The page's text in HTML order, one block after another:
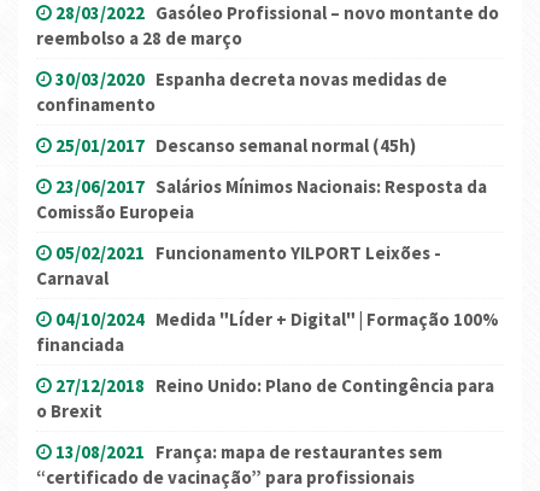
28/03/2022 Gasóleo Profissional – novo montante do
reembolso a 28 de março
30/03/2020 Espanha decreta novas medidas de
confinamento
25/01/2017 Descanso semanal normal (45h)
23/06/2017 Salários Mínimos Nacionais: Resposta da
Comissão Europeia
05/02/2021 Funcionamento YILPORT Leixões -
Carnaval
04/10/2024 Medida "Líder + Digital" | Formação 100%
financiada
27/12/2018 Reino Unido: Plano de Contingência para
o Brexit
13/08/2021 França: mapa de restaurantes sem
“certificado de vacinação” para profissionais